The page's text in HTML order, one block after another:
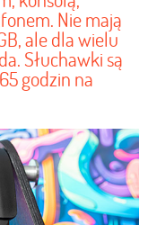
Nie mają
ale dla wielu
Słuchawki są
godzin na